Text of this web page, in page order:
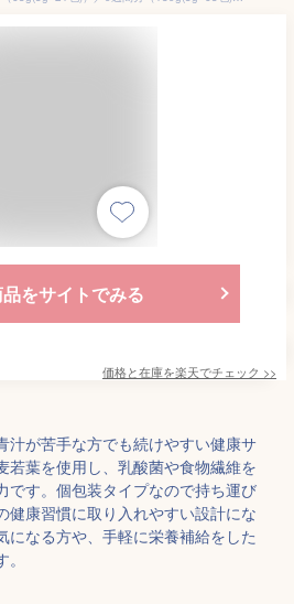
をサイトでみる
価格と在庫を楽天でチェック >>
汁が苦手な方でも続けやすい健康サ
若葉を使用し、乳酸菌や食物繊維を
です。個包装タイプなので持ち運び
健康習慣に取り入れやすい設計にな
になる方や、手軽に栄養補給をした